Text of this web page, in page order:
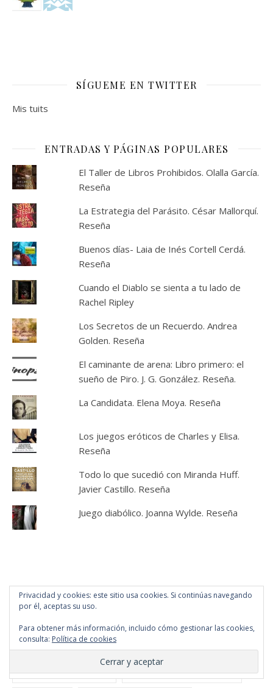
SÍGUEME EN TWITTER
Mis tuits
ENTRADAS Y PÁGINAS POPULARES
El Taller de Libros Prohibidos. Olalla García.
Reseña
La Estrategia del Parásito. César Mallorquí.
Reseña
Buenos días- Laia de Inés Cortell Cerdá.
Reseña
Cuando el Diablo se sienta a tu lado de
Rachel Ripley
Los Secretos de un Recuerdo. Andrea
Golden. Reseña
El caminante de arena: Libro primero: el
sueño de Piro. J. G. González. Reseña.
La Candidata. Elena Moya. Reseña
Los juegos eróticos de Charles y Elisa.
Reseña
Todo lo que sucedió con Miranda Huff.
Javier Castillo. Reseña
Juego diabólico. Joanna Wylde. Reseña
ETIQUETAS
COLECCIÓN CHIC(2) CUENTO ILUSTRADO(4)
Privacidad y cookies: este sitio usa cookies. Si continúas navegando
por él, aceptas su uso.
Para obtener más información, incluido cómo gestionar las cookies,
consulta: Política de cookies